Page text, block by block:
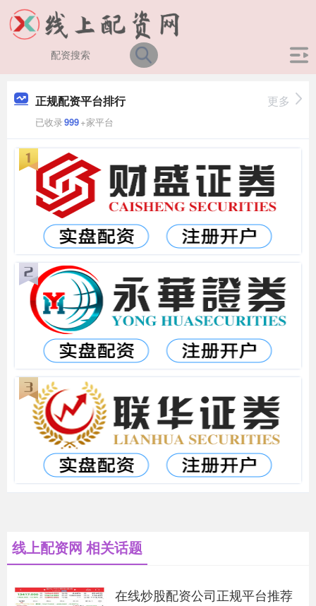
正规配资平台排行
已收录999+家平台
更多
线上配资网 相关话题
在线炒股配资公司正规平台推荐